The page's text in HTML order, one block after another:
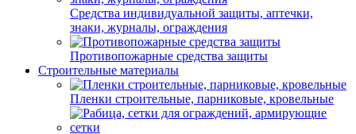
Средства индивидуальной защиты, аптечки,
знаки, журналы, ограждения
Противопожарные средства защиты
Строительные материалы
Пленки строительные, парниковые, кровельные